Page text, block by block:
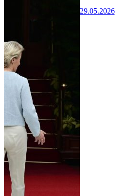
29.05.2026